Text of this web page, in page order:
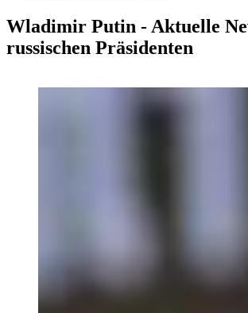
Wladimir Putin - Aktuelle
russischen Präsidenten